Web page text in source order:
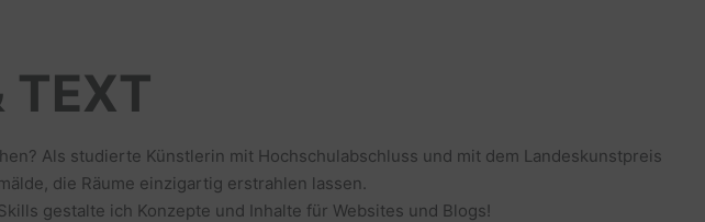
TEXT
Als studierte Künstlerin mit Hochschulabschluss und mit dem Landeskunstpreis
die Räume einzigartig erstrahlen lassen.
gestalte ich Konzepte und Inhalte für Websites und Blogs!